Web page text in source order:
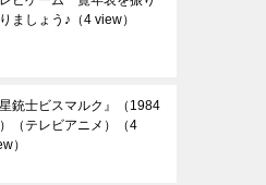
ましょう♪ （4 view）
星銃士ビスマルク』（1984
（テレビアニメ）
（4
）